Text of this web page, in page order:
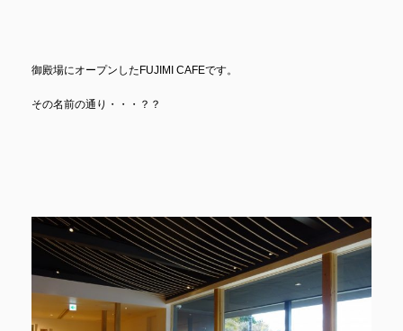
御殿場にオープンしたFUJIMI CAFEです。
その名前の通り・・・？？